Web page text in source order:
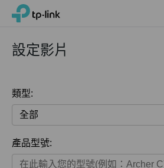
Click
navigation
TP-Link, Reliably Smart
設定影片
類型:
全部
家用產品
產品型號: